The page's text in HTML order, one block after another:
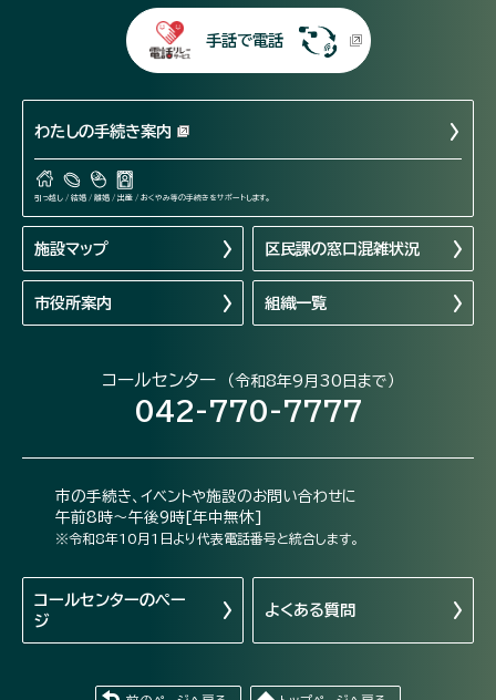
手話で電話
わたしの手続き案内
引っ越し / 結婚 / 離婚 / 出産 / おくやみ等の手続きをサポートします。
施設マップ 区民課の窓口混雑状況
市役所案内 組織一覧
コールセンター （令和8年9月30日まで）
042-770-7777
市の手続き、イベントや施設のお問い合わせに
午前8時～午後9時[年中無休]
※令和8年10月1日より代表電話番号と統合します。
コールセンターのペー
ジ
よくある質問